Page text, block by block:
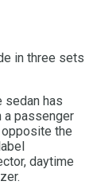
in three sets
sedan has
a passenger
the
daytime